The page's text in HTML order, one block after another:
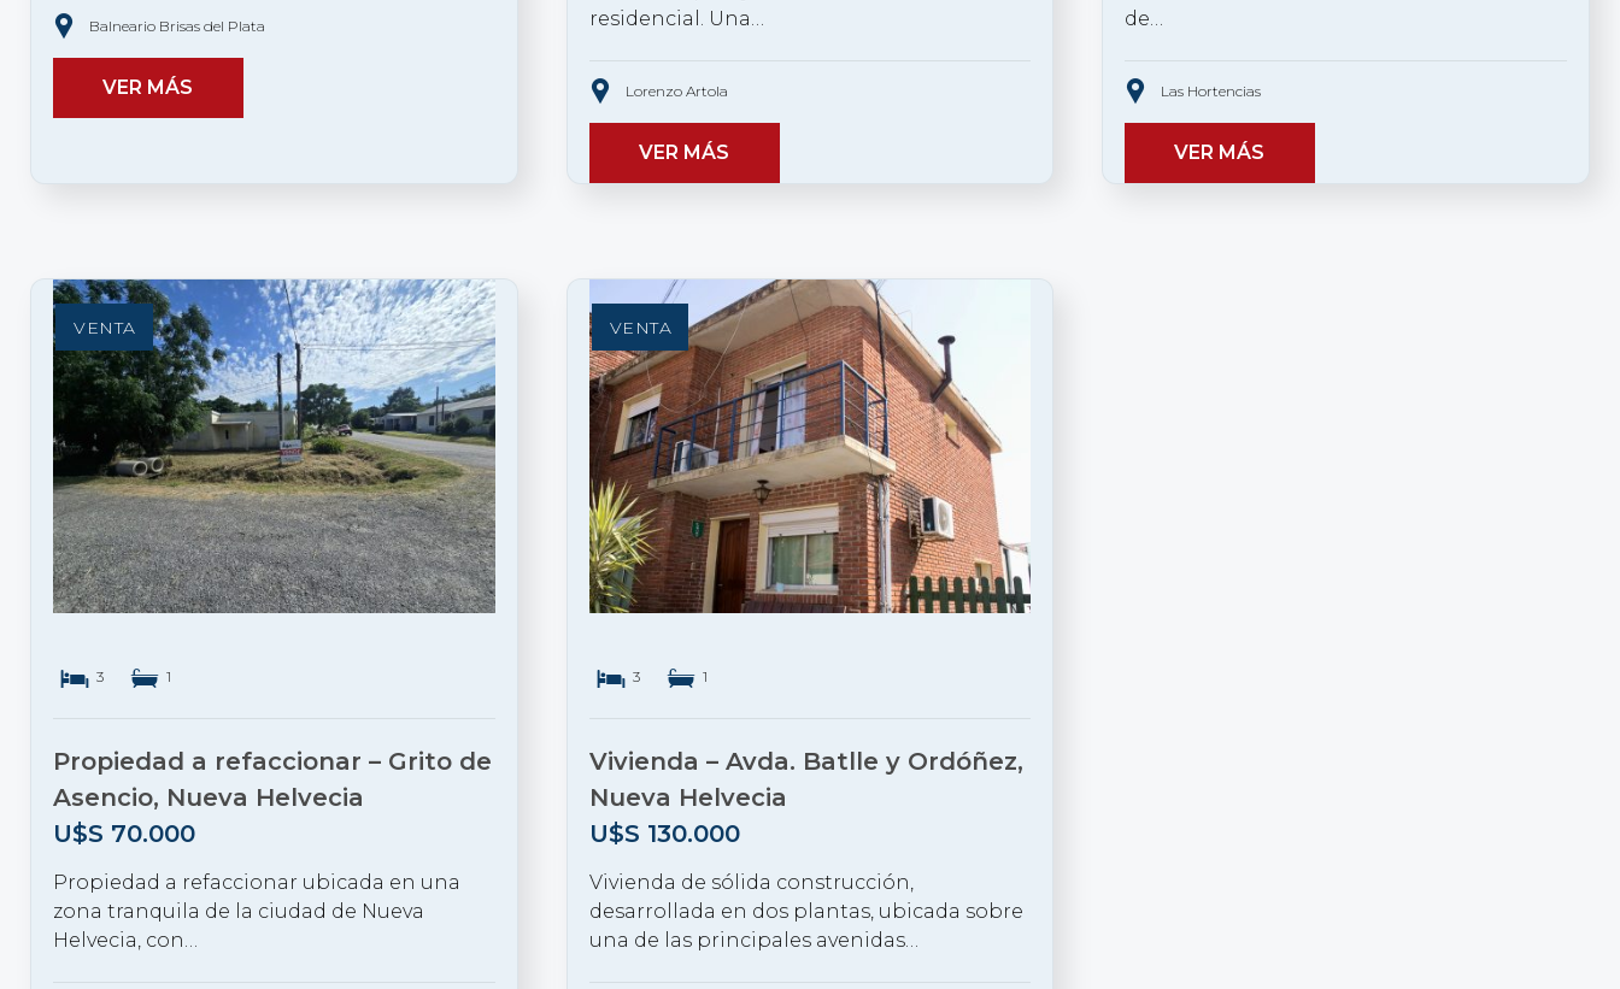
Balneario Brisas del Plata
VER MÁS
residencial. Una…
Lorenzo Artola
VER MÁS
de…
Las Hortencias
VER MÁS
VENTA
3 1
Propiedad a refaccionar – Grito de
Asencio, Nueva Helvecia
U$S 70.000
Propiedad a refaccionar ubicada en una
zona tranquila de la ciudad de Nueva
Helvecia, con…
VENTA
3 1
Vivienda – Avda. Batlle y Ordóñez,
Nueva Helvecia
U$S 130.000
Vivienda de sólida construcción,
desarrollada en dos plantas, ubicada sobre
una de las principales avenidas…